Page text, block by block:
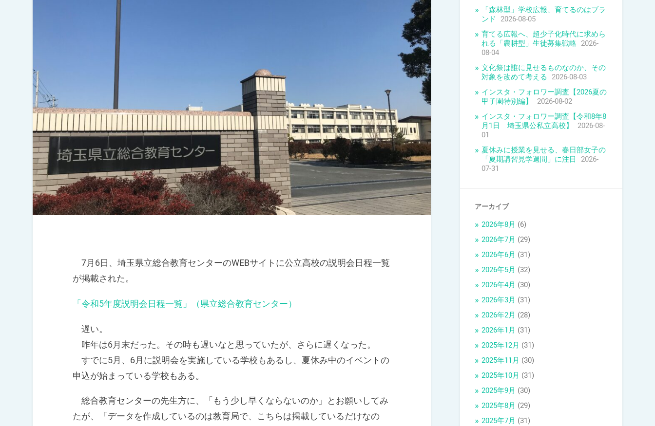
7月6日、埼玉県立総合教育センターのWEBサイトに公立高校の説明会日程一覧
が掲載された。
「令和5年度説明会日程一覧」（県立総合教育センター）
遅い。
昨年は6月末だった。その時も遅いなと思っていたが、さらに遅くなった。
すでに5月、6月に説明会を実施している学校もあるし、夏休み中のイベントの
申込が始まっている学校もある。
総合教育センターの先生方に、「もう少し早くならないのか」とお願いしてみ
たが、「データを作成しているのは教育局で、こちらは掲載しているだけなの
「森林型」学校広報、育てるのはブラ
ンド
2026-08-05
育てる広報へ、超少子化時代に求めら
れる「農耕型」生徒募集戦略 2026-
08-04
文化祭は誰に見せるものなのか、その
対象を改めて考える
2026-08-03
インスタ・フォロワー調査【2026夏の
甲子園特別編】
2026-08-02
インスタ・フォロワー調査【令和8年8
月1日 埼玉県公私立高校】
2026-08-
01
夏休みに授業を見せる、春日部女子の
「夏期講習見学週間」に注目
2026-
07-31
アーカイブ
2026年8月 (6)
2026年7月 (29)
2026年6月 (31)
2026年5月 (32)
2026年4月 (30)
2026年3月 (31)
2026年2月 (28)
2026年1月 (31)
2025年12月 (31)
2025年11月 (30)
2025年10月 (31)
2025年9月 (30)
2025年8月 (29)
2025年7月 (31)